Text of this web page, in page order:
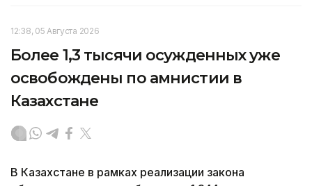
12:38, 05 Августа 2026
Более 1,3 тысячи осужденных уже
освобождены по амнистии в
Казахстане
В Казахстане в рамках реализации закона